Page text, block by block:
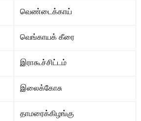
வெண்டைக்காய்
வெங்காயக் கீரை
இராகூச்சிட்டம்
இலைக்கோசு
தாமரைக்கிழங்கு